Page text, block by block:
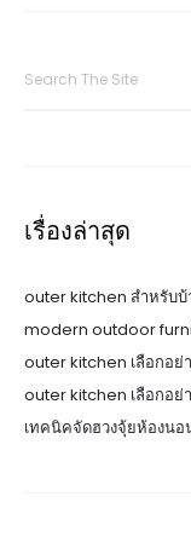
เรื่องล่าสุด
outer kitchen สำหรับบ้
modern outdoor
outer kitchen เลือกอย่
outer kitchen เลือกอย่
เทคนิคจัดฮวงจุ้ยห้องน